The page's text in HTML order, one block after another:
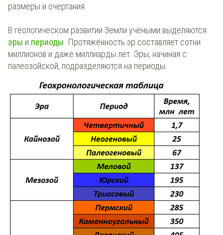
размеры и очертания.
В геологическом развитии Земли учёными выделяются
эры и периоды . Протяжённость эр составляет сотни
миллионов и даже миллиарды лет. Эры, начиная с
палеозойской, подразделяются на периоды.